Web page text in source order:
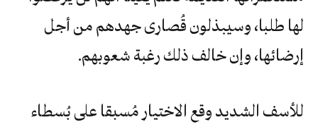
لها طلبا، وسيبذلون قُصارى جهدهم من أجل
إرضائها، وإن خالف ذلك رغبة شعوبهم.
للأسف الشديد وقع الاختيار مُسبقا على بُسطاء